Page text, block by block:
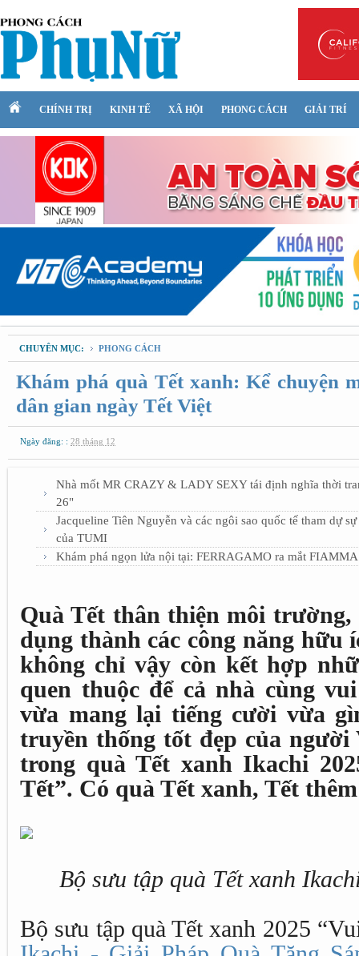
CHÍNH TRỊ KINH TẾ XÃ HỘI PHONG CÁCH GIẢI TRÍ
CHUYÊN MỤC: PHONG CÁCH
Khám phá quà Tết xanh: Kể chuyện
dân gian ngày Tết Việt
Ngày đăng: : 28 tháng 12
Nhà mốt MR CRAZY & LADY SEXY tái định nghĩa thời
26"
Jacqueline Tiên Nguyễn và các ngôi sao quốc tế tham dự
của TUMI
Khám phá ngọn lửa nội tại: FERRAGAMO ra mắt
Quà Tết thân thiện môi trường,
dụng thành các công năng hữu
không chỉ vậy còn kết hợp
quen thuộc để cả nhà cùng
vừa mang lại tiếng cười vừa
truyền thống tốt đẹp của người
trong quà Tết xanh Ikachi
Tết”. Có quà Tết xanh, Tết
Bộ sưu tập quà Tết xanh
Bộ sưu tập quà Tết xanh 2025